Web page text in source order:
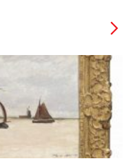
wijze in beeld.